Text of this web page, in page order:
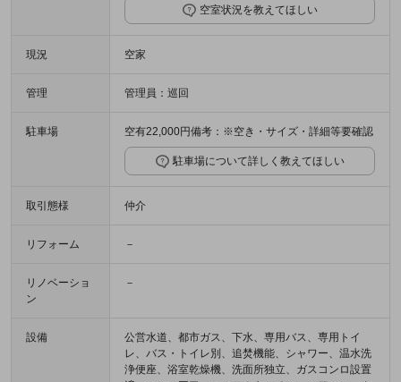
空室状況を教えてほしい
現況 空家
管理 管理員：巡回
駐車場 空有22,000円備考：※空き・サイズ・詳細等要確認
駐車場について詳しく教えてほしい
取引態様 仲介
リフォーム －
リノベーショ
ン
－
設備
公営水道、都市ガス、下水、専用バス、専用トイ
レ、バス・トイレ別、追焚機能、シャワー、温水洗
浄便座、浴室乾燥機、洗面所独立、ガスコンロ設置